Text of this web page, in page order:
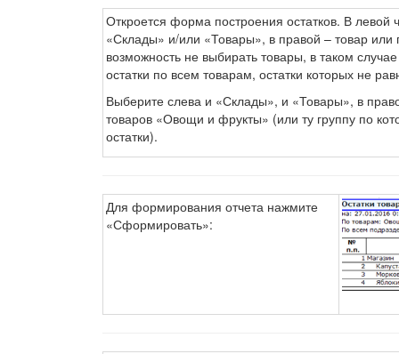
Откроется форма построения остатков. В левой
«Склады» и/или «Товары», в правой – товар или
возможность не выбирать товары, в таком
остатки по всем товарам, остатки которых не
Выберите слева и «Склады», и «Товары», в
товаров «Овощи и фрукты» (или ту группу по
остатки).
Для формирования отчета нажмите
«Сформировать»: